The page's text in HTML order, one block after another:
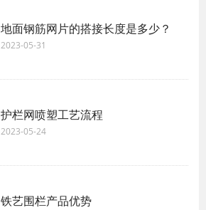
地面钢筋网片的搭接长度是多少？
2023-05-31
护栏网喷塑工艺流程
2023-05-24
铁艺围栏产品优势